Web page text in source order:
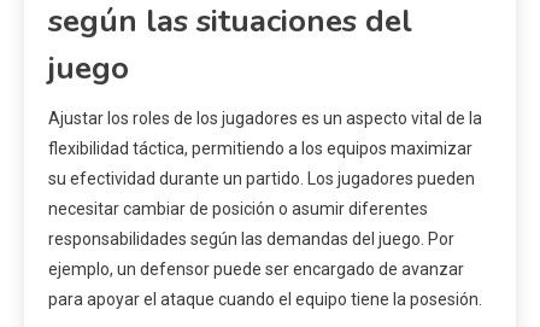
según las situaciones del
juego
Ajustar los roles de los jugadores es un aspecto vital de la
flexibilidad táctica, permitiendo a los equipos maximizar
su efectividad durante un partido. Los jugadores pueden
necesitar cambiar de posición o asumir diferentes
responsabilidades según las demandas del juego. Por
ejemplo, un defensor puede ser encargado de avanzar
para apoyar el ataque cuando el equipo tiene la posesión.